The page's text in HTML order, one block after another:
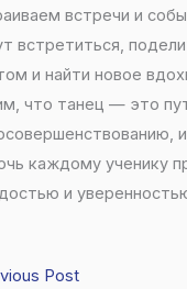
встречи и
встретиться,
и найти новое
что танец — это
каждому ученику
и
Post